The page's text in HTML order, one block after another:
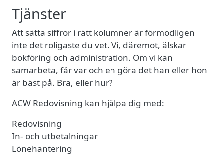
Tjänster
Att sätta siffror i rätt kolumner är förmodligen
inte det roligaste du vet. Vi, däremot, älskar
bokföring och administration. Om vi kan
samarbeta, får var och en göra det han eller hon
är bäst på. Bra, eller hur?
ACW Redovisning kan hjälpa dig med:
Redovisning
In- och utbetalningar
Lönehantering